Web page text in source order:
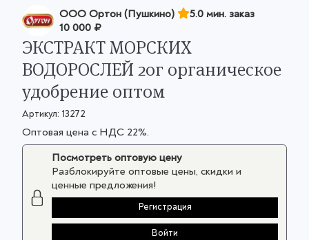
ООО Ортон (Пушкино)
5.0 мин. заказ
10 000 ₽
ЭКСТРАКТ МОРСКИХ
ВОДОРОСЛЕЙ 20г органическое
удобрение оптом
Артикул: 13272
Оптовая цена с НДС 22%.
Посмотреть оптовую цену
Разблокируйте оптовые цены, скидки и
ценные предложения!
Регистрация
Войти